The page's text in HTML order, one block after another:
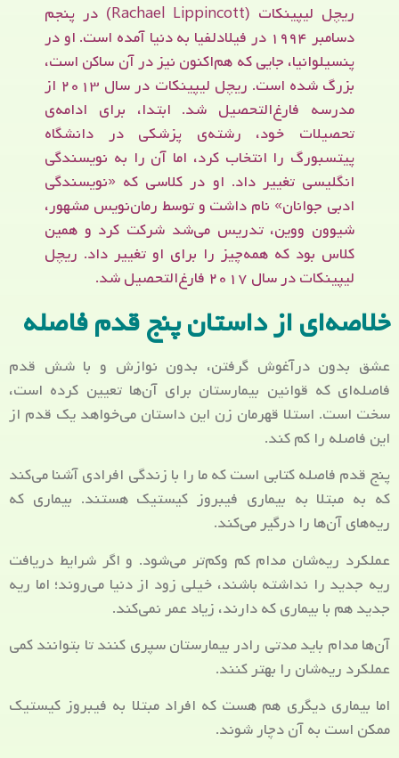
ریچل لیپینکات (Rachael Lippincott) در پنجم
دسامبر ۱۹۹۴ در فیلادلفیا به دنیا آمده است. او در
پنسیلوانیا، جایی که هم‌اکنون نیز در آن ساکن است،
بزرگ شده است. ریچل لیپینکات در سال ۲۰۱۳ از
مدرسه فارغ‌التحصیل شد. ابتدا، برای ادامه‌ی
تحصیلات خود، رشته‌ی پزشکی در دانشگاه
پیتسبورگ را انتخاب کرد، اما آن را به نویسندگی
انگلیسی تغییر داد. او در کلاسی که «نویسندگی
ادبی جوانان» نام داشت و توسط رمان‌نویس مشهور،
شیوون ووین، تدریس می‌شد شرکت کرد و همین
کلاس بود که همه‌چیز را برای او تغییر داد. ریچل
لیپینکات در سال ۲۰۱۷ فارغ‌التحصیل شد.
خلاصه‌ای از داستان پنج قدم فاصله
عشق بدون درآغوش گرفتن، بدون نوازش و با شش قدم
فاصله‌ای که قوانین بیمارستان برای آن‌ها تعیین کرده‌ است،
سخت است. استلا قهرمان زن این داستان می‌خواهد یک قدم از
این فاصله را کم کند.
پنج قدم فاصله کتابی است که ما را با زندگی افرادی آشنا می‌کند
که به مبتلا به بیماری فیبروز کیستیک هستند. بیماری که
ریه‌های آن‌ها را درگیر می‌کند.
عملکرد ریه‌شان مدام کم‌ و‌کم‌تر می‌شود. و اگر شرایط دریافت
ریه جدید را نداشته باشند، خیلی زود از دنیا می‌روند؛ اما ریه
جدید هم با بیماری که دارند، زیاد عمر نمی‌کند.
آن‌ها مدام باید مدتی رادر بیمارستان سپری کنند تا بتوانند کمی
عملکرد ریه‌شان را بهتر کنند.
اما بیماری دیگری هم هست که افراد مبتلا به فیبروز کیستیک
ممکن است به آن دچار شوند.